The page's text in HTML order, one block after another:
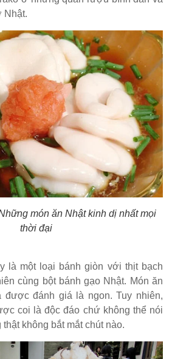
Nhật.
món ăn Nhật kinh dị nhất mọi
thời đại
là một loại bánh giòn với thịt bạch
cùng bột bánh gạo Nhật. Món ăn
được đánh giá là ngon. Tuy nhiên,
coi là độc đáo chứ không thể nói
không bắt mắt chút nào.